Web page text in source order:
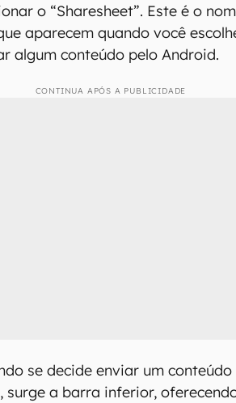
o “Sharesheet”. Este é o
aparecem quando você
algum conteúdo pelo Android.
CONTINUA APÓS A PUBLICIDADE
se decide enviar um conteúdo
surge a barra inferior,